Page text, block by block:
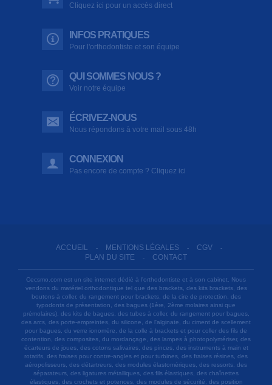
Cliquez ici pour un accès direct
INFOS PRATIQUES
Pour l'orthodontiste et son équipe
QUI SOMMES NOUS ?
Voir notre équipe
ÉCRIVEZ-NOUS
Nous répondons à votre mail sous 48h
CONNEXION
Pas encore de compte ? Cliquez ici
ACCUEIL - MENTIONS LÉGALES - CGV -
PLAN DU SITE - CONTACT
Cecsmo.com est un site internet dédié à l'orthodontiste et à son cabinet. Nous
vendons du matériel orthodontique tel que des brackets, des kits brackets, des
boutons à coller, du rangement pour brackets, de la cire de protection, des
typodonts de présentation, des bagues (1ère, 2ème molaires ainsi que
prémolaires), des kits de bagues, des tubes à coller, du rangement pour bagues,
des arcs, des porte-empreintes, du silicone, de l'alginate, du ciment de scellement
pour bagues, du verre ionomère, de la colle à brackets et pour coller des fils de
contention, des composites, du mordançage, des lampes à photopolymériser, des
écarteurs de joues, des cotons salivaires, des pinces, des instruments à main et
rotatifs, des fraises pour contre-angles et pour turbines, des fraises résines, des
aéropolisseurs, des détartreurs, des modules élastomériques, des ressorts, des
séparateurs, des ligatures métalliques, des fils élastiques, des chaînettes
élastiques, des crochets et potences, des modules de sécurité, des position